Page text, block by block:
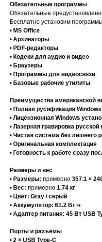
Обязательные программы
Обязательные
Бесплатно установим
• MS Office
• Архиваторы
• PDF-редакторы
• Кодеки для аудио и видео
• Браузеры
• Программы для видеосвязи
• Базовые рабочие утилиты
Преимущества американской
• Полная русификация Windows
• Лицензионная Windows
• Лазерная гравировка
• Чистая система без лишнего
• Оригинальная комплектация
• Готовность к работе сразу
Размеры и вес
• Размеры: примерно 357.1 ×
• Вес: примерно 1.74 кг
• Цвет: Gray / серый
• Аккумулятор: 61.2 Вт·ч
• Адаптер питания: 45 Вт USB
Порты и разъёмы
• 2 × USB Type-C